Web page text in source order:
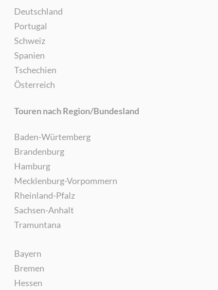
Deutschland
Portugal
Schweiz
Spanien
Tschechien
Österreich
Touren nach Region/Bundesland
Baden-Würtemberg
Brandenburg
Hamburg
Mecklenburg-Vorpommern
Rheinland-Pfalz
Sachsen-Anhalt
Tramuntana
Bayern
Bremen
Hessen